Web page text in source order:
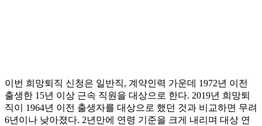
이번 희망퇴직 신청은 일반직, 계약인력 가운데 1972년 이전
출생한 15년 이상 근속 직원을 대상으로 한다. 2019년 희망퇴
직이 1964년 이전 출생자를 대상으로 했던 것과 비교하면 무려
6년이나 낮아졌다. 2년만에 연령 기준을 크게 내리며 대상 연